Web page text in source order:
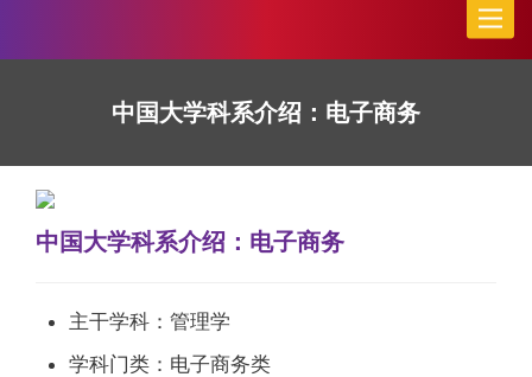
Toggle
中国大学科系介绍：电子商务
中国大学科系介绍：电子商务
主干学科：管理学
学科门类：电子商务类